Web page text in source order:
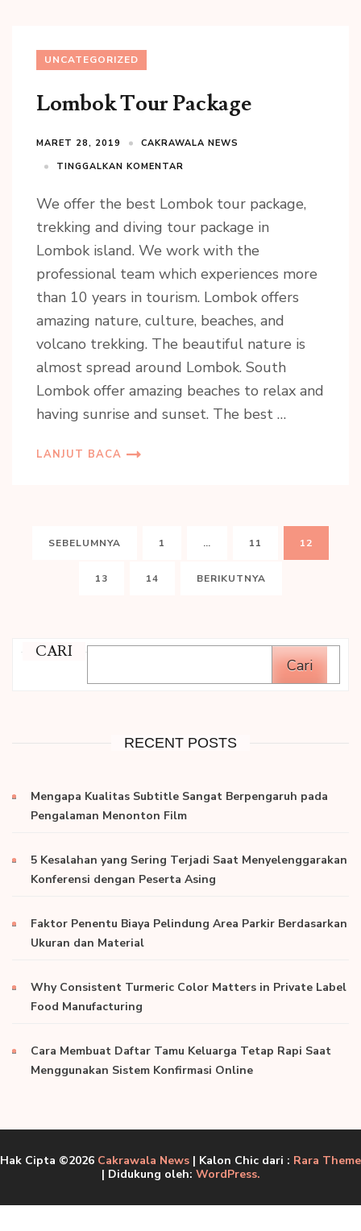
UNCATEGORIZED
Lombok Tour Package
MARET 28, 2019
CAKRAWALA NEWS
TINGGALKAN KOMENTAR
We offer the best Lombok tour package,
trekking and diving tour package in
Lombok island. We work with the
professional team which experiences more
than 10 years in tourism. Lombok offers
amazing nature, culture, beaches, and
volcano trekking. The beautiful nature is
almost spread around Lombok. South
Lombok offer amazing beaches to relax and
having sunrise and sunset. The best …
LANJUT BACA
Paginasi
SEBELUMNYA HALAMAN
1 … HALAMAN
11 HALAMAN
12
HALAMAN
13 HALAMAN
14 BERIKUTNYA
CARI
Cari
RECENT POSTS
Mengapa Kualitas Subtitle Sangat Berpengaruh pada
Pengalaman Menonton Film
5 Kesalahan yang Sering Terjadi Saat Menyelenggarakan
Konferensi dengan Peserta Asing
Faktor Penentu Biaya Pelindung Area Parkir Berdasarkan
Ukuran dan Material
Why Consistent Turmeric Color Matters in Private Label
Food Manufacturing
Cara Membuat Daftar Tamu Keluarga Tetap Rapi Saat
Menggunakan Sistem Konfirmasi Online
Hak Cipta ©2026 Cakrawala News | Kalon Chic dari : Rara Theme
| Didukung oleh: WordPress.